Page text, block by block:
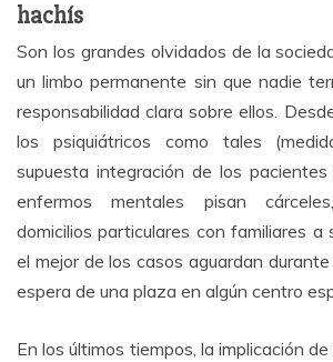
hachís
Son los grandes olvidados de la
un limbo permanente sin que nadie
responsabilidad clara sobre ellos.
los psiquiátricos como tales
supuesta integración de los
enfermos mentales pisan
domicilios particulares con familiares a
el mejor de los casos aguardan
espera de una plaza en algún centro
En los últimos tiempos, la implicación